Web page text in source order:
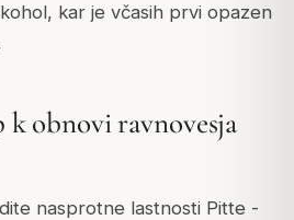
kar je včasih prvi opazen
obnovi ravnovesja
nasprotne lastnosti Pitte -